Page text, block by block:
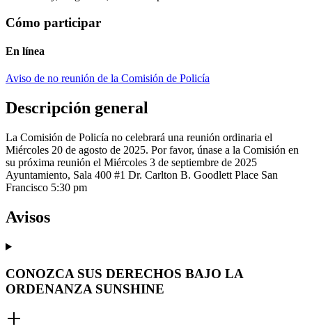
Cómo participar
En línea
Aviso de no reunión de la Comisión de Policía
Descripción general
La Comisión de Policía no celebrará una reunión ordinaria el
Miércoles 20 de agosto de 2025. Por favor, únase a la Comisión en
su próxima reunión el Miércoles 3 de septiembre de 2025
Ayuntamiento, Sala 400 #1 Dr. Carlton B. Goodlett Place San
Francisco 5:30 pm
Avisos
CONOZCA SUS DERECHOS BAJO LA
ORDENANZA SUNSHINE